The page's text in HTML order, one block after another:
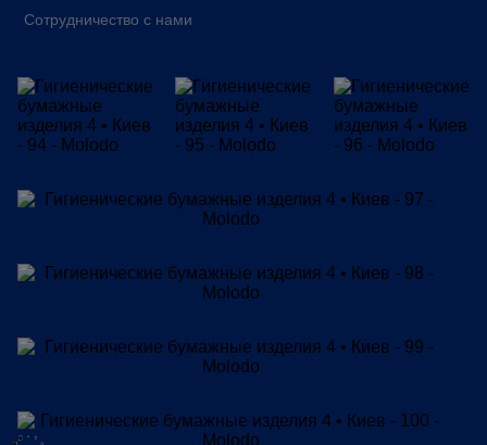
Сотрудничество с нами